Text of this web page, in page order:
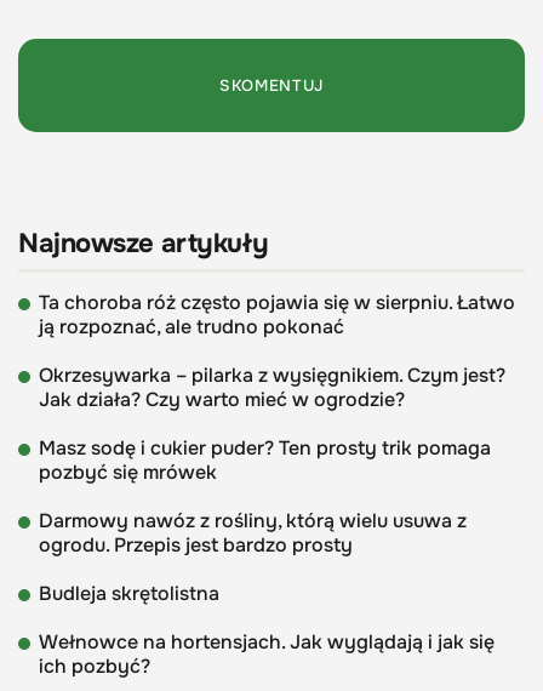
Najnowsze artykuły
Ta choroba róż często pojawia się w sierpniu. Łatwo
ją rozpoznać, ale trudno pokonać
Okrzesywarka – pilarka z wysięgnikiem. Czym jest?
Jak działa? Czy warto mieć w ogrodzie?
Masz sodę i cukier puder? Ten prosty trik pomaga
pozbyć się mrówek
Darmowy nawóz z rośliny, którą wielu usuwa z
ogrodu. Przepis jest bardzo prosty
Budleja skrętolistna
Wełnowce na hortensjach. Jak wyglądają i jak się
ich pozbyć?